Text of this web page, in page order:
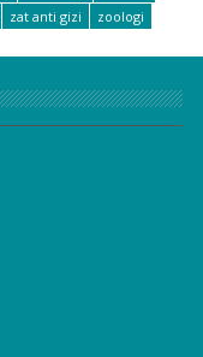
zat anti gizi zoologi